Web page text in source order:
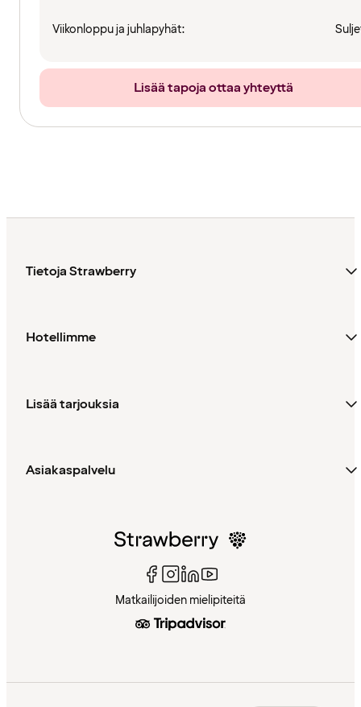
Viikonloppu ja juhlapyhät:
Lisää tapoja ottaa yhteyttä
Tietoja Strawberry
Hotellimme
Lisää tarjouksia
Asiakaspalvelu
Matkailijoiden mielipiteitä